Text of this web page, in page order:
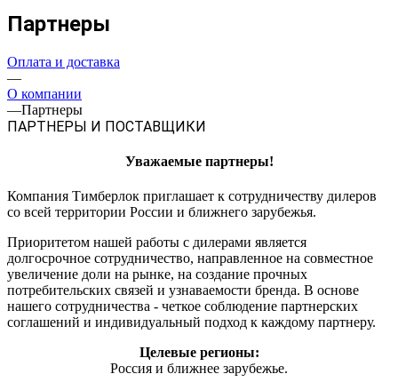
Партнеры
Оплата и доставка
—
О компании
—Партнеры
ПАРТНЕРЫ И ПОСТАВЩИКИ
Уважаемые партнеры!
Компания Тимберлок приглашает к сотрудничеству дилеров
со всей территории России и ближнего зарубежья.
Приоритетом нашей работы с дилерами является
долгосрочное сотрудничество, направленное на совместное
увеличение доли на рынке, на создание прочных
потребительских связей и узнаваемости бренда. В основе
нашего сотрудничества - четкое соблюдение партнерских
соглашений и индивидуальный подход к каждому партнеру.
Целевые регионы:
Россия и ближнее зарубежье.